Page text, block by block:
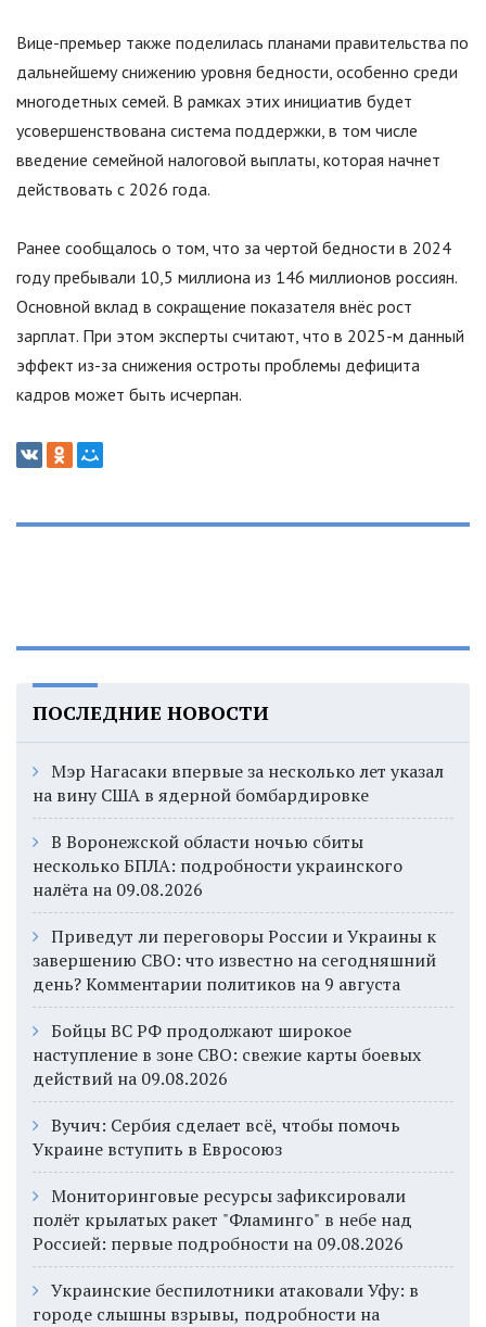
Вице-премьер также поделилась планами правительства по
дальнейшему снижению уровня бедности, особенно среди
многодетных семей. В рамках этих инициатив будет
усовершенствована система поддержки, в том числе
введение семейной налоговой выплаты, которая начнет
действовать с 2026 года.
Ранее сообщалось о том, что за чертой бедности в 2024
году пребывали 10,5 миллиона из 146 миллионов россиян.
Основной вклад в сокращение показателя внёс рост
зарплат. При этом эксперты считают, что в 2025-м данный
эффект из-за снижения остроты проблемы дефицита
кадров может быть исчерпан.
ПОСЛЕДНИЕ НОВОСТИ
Мэр Нагасаки впервые за несколько лет указал
на вину США в ядерной бомбардировке
В Воронежской области ночью сбиты
несколько БПЛА: подробности украинского
налёта на 09.08.2026
Приведут ли переговоры России и Украины к
завершению СВО: что известно на сегодняшний
день? Комментарии политиков на 9 августа
Бойцы ВС РФ продолжают широкое
наступление в зоне СВО: свежие карты боевых
действий на 09.08.2026
Вучич: Сербия сделает всё, чтобы помочь
Украине вступить в Евросоюз
Мониторинговые ресурсы зафиксировали
полёт крылатых ракет "Фламинго" в небе над
Россией: первые подробности на 09.08.2026
Украинские беспилотники атаковали Уфу: в
городе слышны взрывы, подробности на